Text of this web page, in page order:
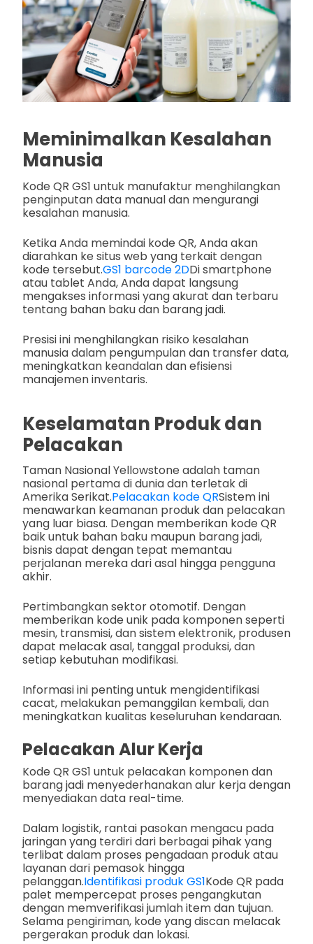
Meminimalkan Kesalahan
Manusia
Kode QR GS1 untuk manufaktur menghilangkan
penginputan data manual dan mengurangi
kesalahan manusia.
Ketika Anda memindai kode QR, Anda akan
diarahkan ke situs web yang terkait dengan
kode tersebut.GS1 barcode 2DDi smartphone
atau tablet Anda, Anda dapat langsung
mengakses informasi yang akurat dan terbaru
tentang bahan baku dan barang jadi.
Presisi ini menghilangkan risiko kesalahan
manusia dalam pengumpulan dan transfer data,
meningkatkan keandalan dan efisiensi
manajemen inventaris.
Keselamatan Produk dan
Pelacakan
Taman Nasional Yellowstone adalah taman
nasional pertama di dunia dan terletak di
Amerika Serikat.Pelacakan kode QRSistem ini
menawarkan keamanan produk dan pelacakan
yang luar biasa. Dengan memberikan kode QR
baik untuk bahan baku maupun barang jadi,
bisnis dapat dengan tepat memantau
perjalanan mereka dari asal hingga pengguna
akhir.
Pertimbangkan sektor otomotif. Dengan
memberikan kode unik pada komponen seperti
mesin, transmisi, dan sistem elektronik, produsen
dapat melacak asal, tanggal produksi, dan
setiap kebutuhan modifikasi.
Informasi ini penting untuk mengidentifikasi
cacat, melakukan pemanggilan kembali, dan
meningkatkan kualitas keseluruhan kendaraan.
Pelacakan Alur Kerja
Kode QR GS1 untuk pelacakan komponen dan
barang jadi menyederhanakan alur kerja dengan
menyediakan data real-time.
Dalam logistik, rantai pasokan mengacu pada
jaringan yang terdiri dari berbagai pihak yang
terlibat dalam proses pengadaan produk atau
layanan dari pemasok hingga
pelanggan.Identifikasi produk GS1Kode QR pada
palet mempercepat proses pengangkutan
dengan memverifikasi jumlah item dan tujuan.
Selama pengiriman, kode yang discan melacak
pergerakan produk dan lokasi.